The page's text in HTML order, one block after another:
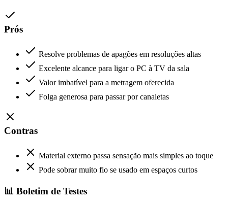
Prós
Resolve problemas de apagões em resoluções altas
Excelente alcance para ligar o PC à TV da sala
Valor imbatível para a metragem oferecida
Folga generosa para passar por canaletas
Contras
Material externo passa sensação mais simples ao toque
Pode sobrar muito fio se usado em espaços curtos
📊 Boletim de Testes